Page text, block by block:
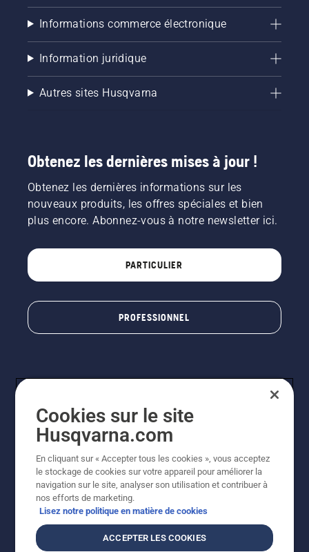
Informations commerce électronique
Information juridique
Autres sites Husqvarna
Obtenez les dernières mises à jour !
Obtenez les dernières informations sur les
nouveaux produits, les offres spéciales et bien
plus encore. Abonnez-vous à notre newsletter ici.
PARTICULIER
PROFESSIONNEL
© Husqvarna AB (publ). Tous droits réservés. Les prix
indiqués sont à titre indicatif de Husqvarna Schweiz AG
aux revendeurs participants, prix en CHF, TVA 8,1 % et
TAR incluses. Sous réserve de modification. Tous les
prix indiqués sont des prix de vente recommandés (TVA
incluse), sauf si le produit est disponible pour un achat
Cookies sur le site
Husqvarna.com
En cliquant sur « Accepter tous les cookies », vous acceptez
le stockage de cookies sur votre appareil pour améliorer la
navigation sur le site, analyser son utilisation et contribuer à
nos efforts de marketing.
Lisez notre politique en matière de cookies
ACCEPTER LES COOKIES